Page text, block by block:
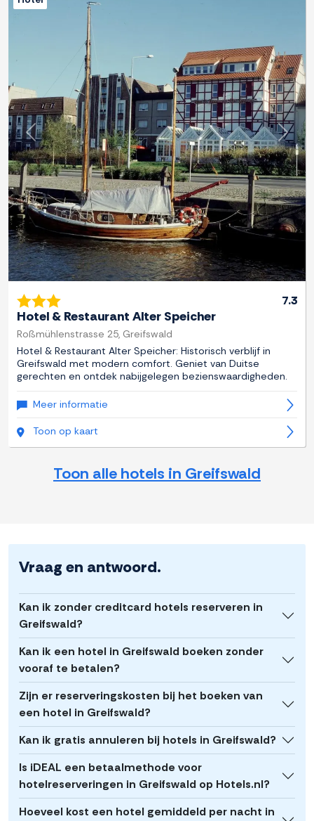
Previous Next
7.3
Hotel & Restaurant Alter Speicher
Roßmühlenstrasse 25, Greifswald
Hotel & Restaurant Alter Speicher: Historisch verblijf in
Greifswald met modern comfort. Geniet van Duitse
gerechten en ontdek nabijgelegen bezienswaardigheden.
Meer informatie
Toon op kaart
Toon alle hotels in Greifswald
Vraag en antwoord.
Kan ik zonder creditcard hotels reserveren in
Greifswald?
Kan ik een hotel in Greifswald boeken zonder
vooraf te betalen?
Zijn er reserveringskosten bij het boeken van
een hotel in Greifswald?
Kan ik gratis annuleren bij hotels in Greifswald?
Is iDEAL een betaalmethode voor
hotelreserveringen in Greifswald op Hotels.nl?
Hoeveel kost een hotel gemiddeld per nacht in